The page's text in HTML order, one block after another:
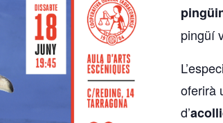
territori
monogràfics
lloguer d’espais
pingüí
oferirà
d’